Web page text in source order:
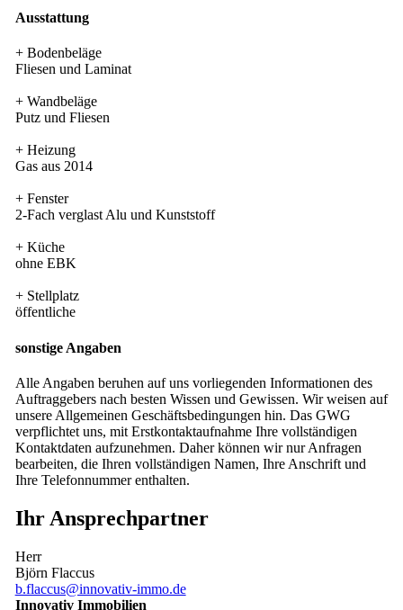
Ausstattung
+ Bodenbeläge
Fliesen und Laminat
+ Wandbeläge
Putz und Fliesen
+ Heizung
Gas aus 2014
+ Fenster
2-Fach verglast Alu und Kunststoff
+ Küche
ohne EBK
+ Stellplatz
öffentliche
sonstige Angaben
Alle Angaben beruhen auf uns vorliegenden Informationen des
Auftraggebers nach besten Wissen und Gewissen. Wir weisen auf
unsere Allgemeinen Geschäftsbedingungen hin. Das GWG
verpflichtet uns, mit Erstkontaktaufnahme Ihre vollständigen
Kontaktdaten aufzunehmen. Daher können wir nur Anfragen
bearbeiten, die Ihren vollständigen Namen, Ihre Anschrift und
Ihre Telefonnummer enthalten.
Ihr Ansprechpartner
Herr
Björn Flaccus
b.flaccus@innovativ-immo.de
Innovativ Immobilien